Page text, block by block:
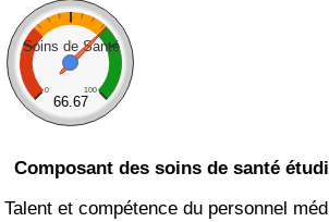
Soins de Santé
0 100
66.67
Composant des soins de santé
Talent et compétence du personnel
Indice du Coût de la Vie
Indice du coût de la vie par pays
à Akaba
Indice des Prix de l'immobilier
Indice des Prix de l'immobilier par
Indice de Qualité de Vie (Actuel)
Indice de qualité de vie par pays
Criminalité
Indice de Criminalité (Actuel)